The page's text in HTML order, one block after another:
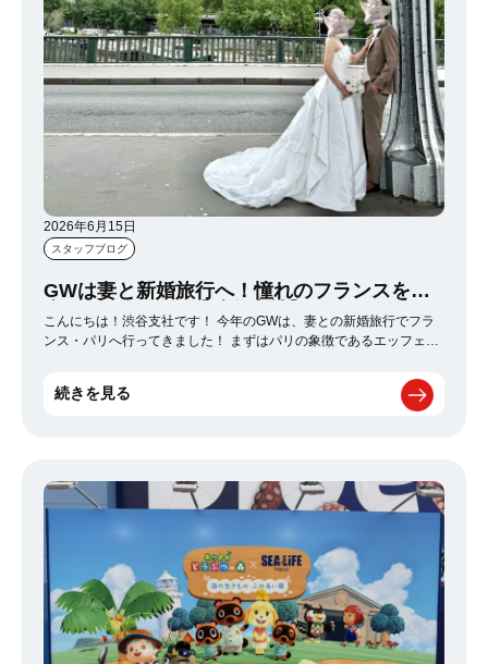
2026年6月15日
スタッフブログ
GWは妻と新婚旅行へ！憧れのフランスを満
喫してきました♪【渋谷支社】
こんにちは！渋谷支社です！ 今年のGWは、妻との新婚旅行でフラ
ンス・パリへ行ってきました！ まずはパリの象徴であるエッフェル
の美術館であるルーブル美術館では、有名な作品を実際に見ること
どこを歩いても絵になる美しさでした。 そして今回の旅行の大きな
思い出のひとつが、パリの街を背景にしたウエディングフォト撮影
です。新婚旅行ならではの特別な体験で、夫婦にとって一生の宝物
となる写真を残すことができました。 食事では本場フランスのカモ
肉料理、エスカルゴを堪能。とても柔らかく、日本ではなかなか味
わえない本格的な味に大満足。街歩きの合間にはおしゃれなカフェ
でゆっくり休憩しながら、パリの日常も楽しみました。 また、豪華
な装飾で有名な”オペラ座（ガルニエ宮）”も見学。細部まで美しく造
り込まれた空間はまさに芸術作品そのものでした。 さらに、今回ど
うしても行きたかったディズニーランド・パリにも行ってきまし
続きを見る